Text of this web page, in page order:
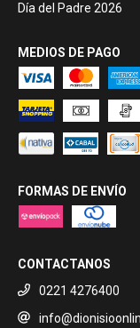
Día del Padre 2026
MEDIOS DE PAGO
FORMAS DE ENVÍO
CONTACTANOS
0221 4276400